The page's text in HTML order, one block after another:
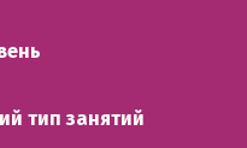
тип занятий